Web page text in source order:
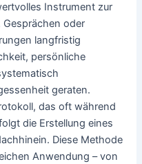
Instrument zur
oder
langfristig
persönliche
geraten.
das oft während
die Erstellung eines
Diese Methode
Anwendung – von